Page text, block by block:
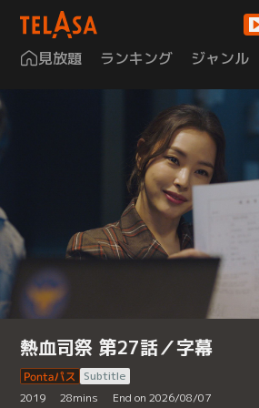
見放題 ランキング ジャンル
熱血司祭 第27話／字幕
Subtitle
2019
28mins End on 2026/08/07